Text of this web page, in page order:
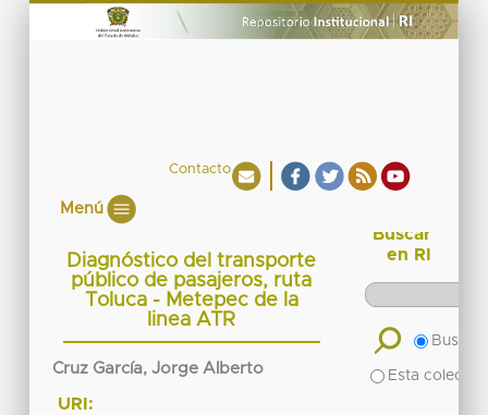
Contacto
Menú
Diagnóstico del transporte
público de pasajeros, ruta
Toluca - Metepec de la
linea ATR
Cruz García, Jorge Alberto
URI:
Buscar
en RI
Buscar
Esta